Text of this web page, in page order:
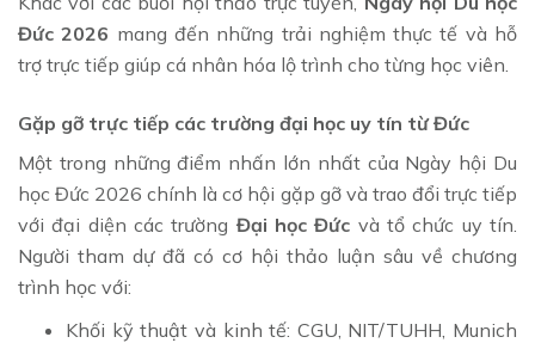
Đức 2026 mang đến những trải nghiệm thực tế và hỗ
trợ trực tiếp giúp cá nhân hóa lộ trình cho từng học viên.
Gặp gỡ trực tiếp các trường đại học uy tín từ Đức
Một trong những điểm nhấn lớn nhất của Ngày hội Du
học Đức 2026 chính là cơ hội gặp gỡ và trao đổi trực tiếp
với đại diện các trường Đại học Đức và tổ chức uy tín.
Người tham dự đã có cơ hội thảo luận sâu về chương
trình học với:
Khối kỹ thuật và kinh tế: CGU, NIT/TUHH, Munich